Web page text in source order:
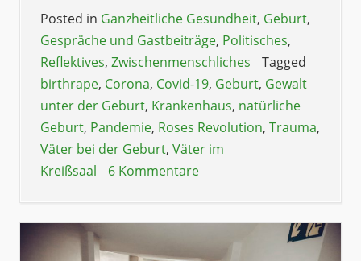
Posted in Ganzheitliche Gesundheit, Geburt,
Gespräche und Gastbeiträge, Politisches,
Reflektives, Zwischenmenschliches
Tagged
birthrape, Corona, Covid-19, Geburt, Gewalt
unter der Geburt, Krankenhaus, natürliche
Geburt, Pandemie, Roses Revolution, Trauma,
Väter bei der Geburt, Väter im
Kreißsaal
6 Kommentare